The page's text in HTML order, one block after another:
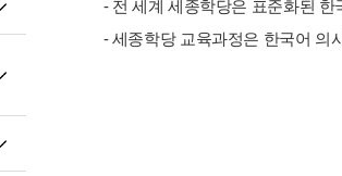
- 전 세계 세종학당은 표준화된
- 세종학당 교육과정은 한국어 의